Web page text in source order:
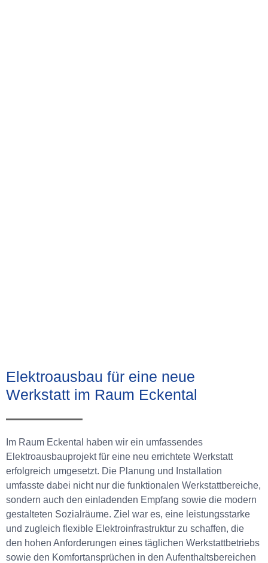
Elektroausbau für eine neue
Werkstatt im Raum Eckental
Im Raum Eckental haben wir ein umfassendes
Elektroausbauprojekt für eine neu errichtete Werkstatt
erfolgreich umgesetzt. Die Planung und Installation
umfasste dabei nicht nur die funktionalen Werkstattbereiche,
sondern auch den einladenden Empfang sowie die modern
gestalteten Sozialräume. Ziel war es, eine leistungsstarke
und zugleich flexible Elektroinfrastruktur zu schaffen, die
den hohen Anforderungen eines täglichen Werkstattbetriebs
sowie den Komfortansprüchen in den Aufenthaltsbereichen